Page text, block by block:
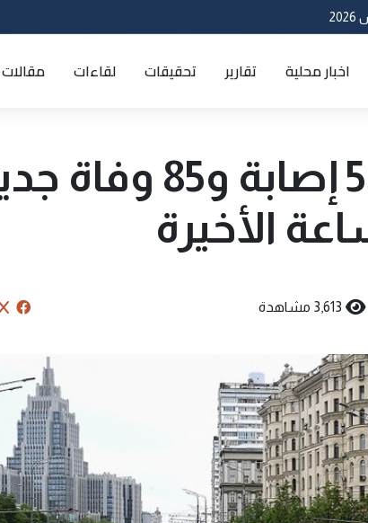
اخبار محلية تقارير تحقيقات لقاءات مقالات
روسيا تسجل 5635 إصابة و85
3,613 مشاهدة